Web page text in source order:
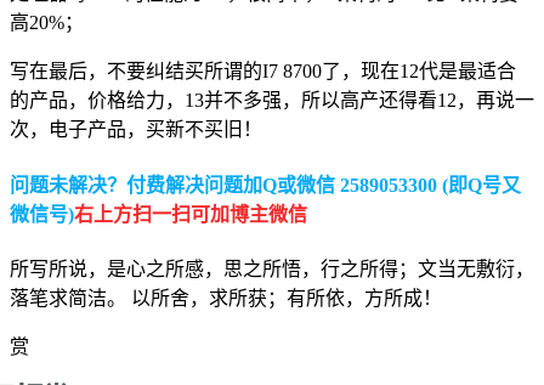
高20%；
写在最后，不要纠结买所谓的I7 8700了，现在12代是最适合
的产品，价格给力，13并不多强，所以高产还得看12，再说一
次，电子产品，买新不买旧！
问题未解决？付费解决问题加Q或微信 2589053300 (即Q号又
微信号)右上方扫一扫可加博主微信
所写所说，是心之所感，思之所悟，行之所得；文当无敷衍，
落笔求简洁。 以所舍，求所获；有所依，方所成！
赏